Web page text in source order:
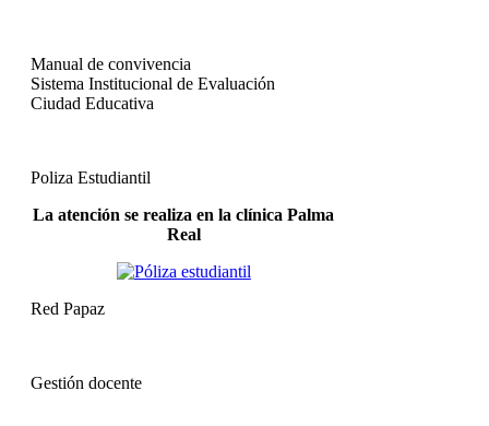
Manual de convivencia
Sistema Institucional de Evaluación
Ciudad Educativa
Poliza Estudiantil
La atención se realiza en la clínica Palma
Real
Red Papaz
Gestión docente